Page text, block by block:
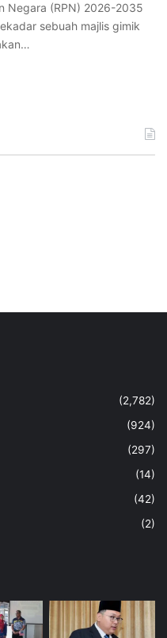
Negara (RPN) 2026-2035
sebuah majlis gimik
(2,782)
(924)
(297)
(14)
(42)
(2)